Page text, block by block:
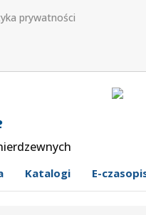
prywatności
Katalogi E-